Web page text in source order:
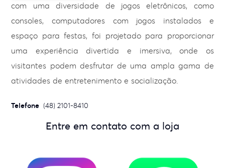
com uma diversidade de jogos eletrônicos, como
consoles, computadores com jogos instalados e
espaço para festas, foi projetado para proporcionar
uma experiência divertida e imersiva, onde os
visitantes podem desfrutar de uma ampla gama de
atividades de entretenimento e socialização.
Telefone (48) 2101-8410
Entre em contato com a loja